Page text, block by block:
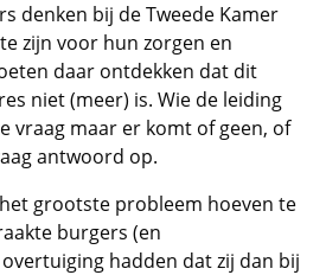
denken bij de Tweede Kamer
zijn voor hun zorgen en
daar ontdekken dat dit
niet (meer) is. Wie de leiding
vraag maar er komt of geen, of
antwoord op.
grootste probleem hoeven te
burgers (en
hadden dat zij dan bij